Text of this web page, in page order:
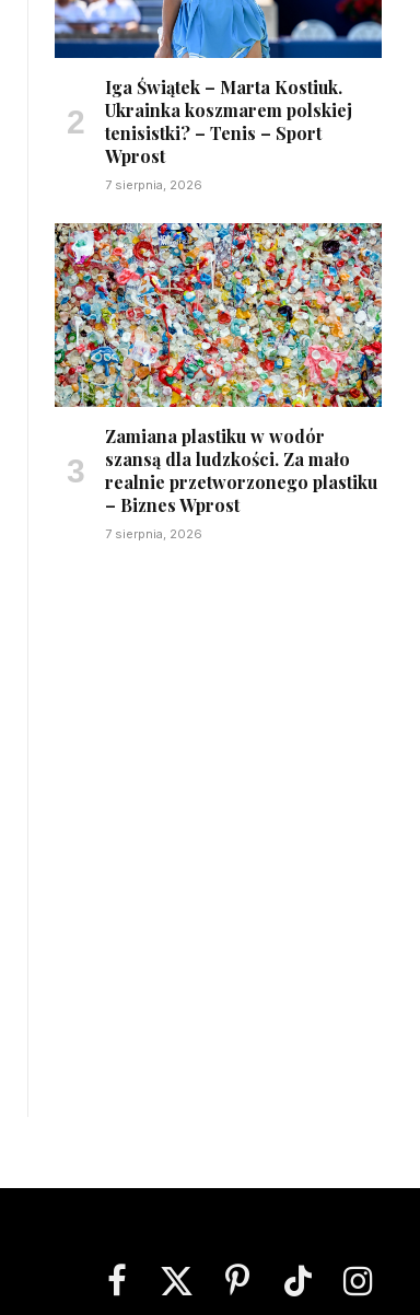
Iga Świątek – Marta Kostiuk.
Ukrainka koszmarem polskiej
tenisistki? – Tenis – Sport
Wprost
7 sierpnia, 2026
Zamiana plastiku w wodór
szansą dla ludzkości. Za mało
realnie przetworzonego plastiku
– Biznes Wprost
7 sierpnia, 2026
Facebook
X
PinterestTikTok